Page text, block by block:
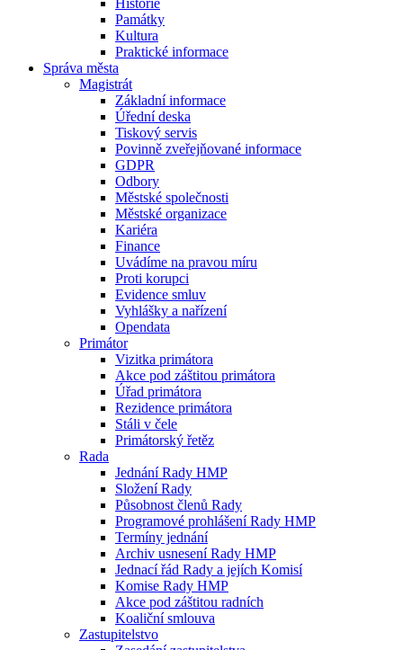
Historie
Památky
Kultura
Praktické informace
Správa města
Magistrát
Základní informace
Úřední deska
Tiskový servis
Povinně zveřejňované informace
GDPR
Odbory
Městské společnosti
Městské organizace
Kariéra
Finance
Uvádíme na pravou míru
Proti korupci
Evidence smluv
Vyhlášky a nařízení
Opendata
Primátor
Vizitka primátora
Akce pod záštitou primátora
Úřad primátora
Rezidence primátora
Stáli v čele
Primátorský řetěz
Rada
Jednání Rady HMP
Složení Rady
Působnost členů Rady
Programové prohlášení Rady HMP
Termíny jednání
Archiv usnesení Rady HMP
Jednací řád Rady a jejích Komisí
Komise Rady HMP
Akce pod záštitou radních
Koaliční smlouva
Zastupitelstvo